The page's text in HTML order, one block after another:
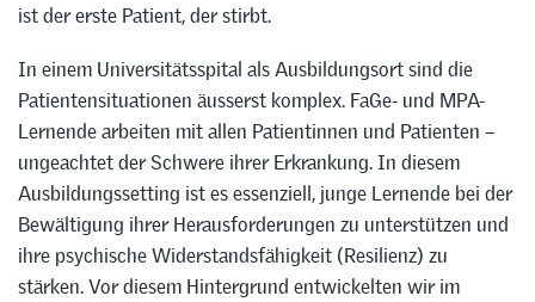
ist der erste Patient, der stirbt.
In einem Universitätsspital als Ausbildungsort sind die
Patientensituationen äusserst komplex. FaGe- und MPA-
Lernende arbeiten mit allen Patientinnen und Patienten –
ungeachtet der Schwere ihrer Erkrankung. In diesem
Ausbildungssetting ist es essenziell, junge Lernende bei der
Bewältigung ihrer Herausforderungen zu unterstützen und
ihre psychische Widerstandsfähigkeit (Resilienz) zu
stärken. Vor diesem Hintergrund entwickelten wir im